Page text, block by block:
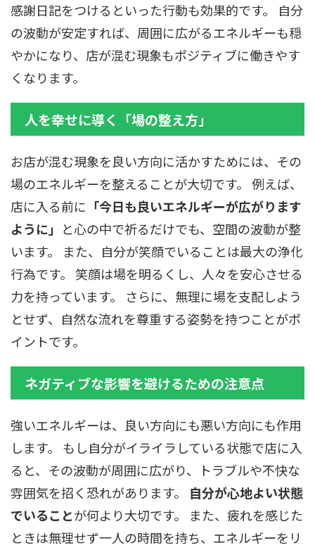
感謝日記をつけるといった行動も効果的です。 自分
の波動が安定すれば、周囲に広がるエネルギーも穏
やかになり、店が混む現象もポジティブに働きやす
くなります。
人を幸せに導く「場の整え方」
お店が混む現象を良い方向に活かすためには、その
場のエネルギーを整えることが大切です。 例えば、
店に入る前に 「今日も良いエネルギーが広がります
ように」 と心の中で祈るだけでも、空間の波動が整
います。 また、自分が笑顔でいることは最大の浄化
行為です。 笑顔は場を明るくし、人々を安心させる
力を持っています。 さらに、無理に場を支配しよう
とせず、自然な流れを尊重する姿勢を持つことがポ
イントです。
ネガティブな影響を避けるための注意点
強いエネルギーは、良い方向にも悪い方向にも作用
します。 もし自分がイライラしている状態で店に入
ると、その波動が周囲に広がり、トラブルや不快な
雰囲気を招く恐れがあります。 自分が心地よい状態
でいることが何より大切です。 また、疲れを感じた
ときは無理せず一人の時間を持ち、エネルギーをリ